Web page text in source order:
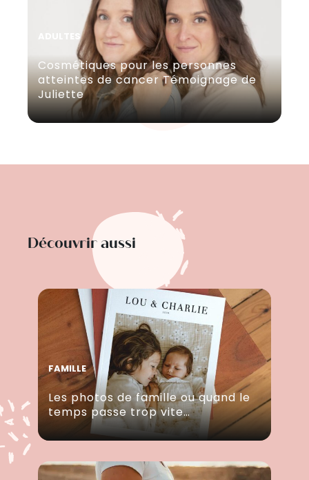
ADULTES
Cosmétiques pour les personnes
atteintes de cancer Témoignage de
Juliette
Découvrir aussi
FAMILLE
Les photos de famille ou quand le
temps passe trop vite…